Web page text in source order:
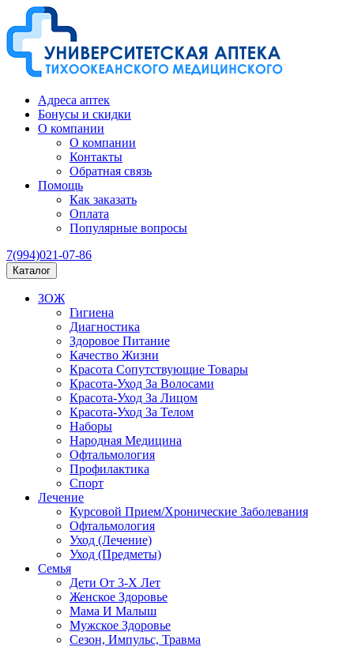
Адреса аптек
Бонусы и скидки
О компании
О компании
Контакты
Обратная связь
Помощь
Как заказать
Оплата
Популярные вопросы
7(994)021-07-86
Каталог
ЗОЖ
Гигиена
Диагностика
Здоровое Питание
Качество Жизни
Красота Сопутствующие Товары
Красота-Уход За Волосами
Красота-Уход За Лицом
Красота-Уход За Телом
Наборы
Народная Медицина
Офтальмология
Профилактика
Спорт
Лечение
Курсовой Прием/Хронические Заболевания
Офтальмология
Уход (Лечение)
Уход (Предметы)
Семья
Дети От 3-Х Лет
Женское Здоровье
Мама И Малыш
Мужское Здоровье
Сезон, Импульс, Травма